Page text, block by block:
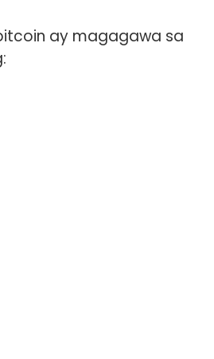
ay magagawa sa